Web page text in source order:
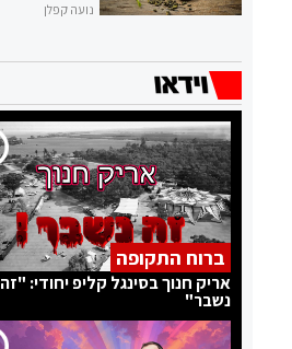
נועה קפלן
ברוח התקופה
אריק חנוך בסינגל קליפ יחודי: "זה
נשבר"